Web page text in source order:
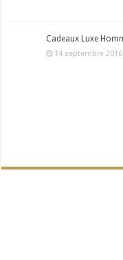
Cadeaux Luxe
14 septembre 2016